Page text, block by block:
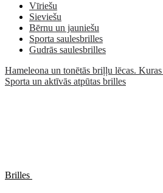
Vīriešu
Sieviešu
Bērnu un jauniešu
Sporta saulesbrilles
Gudrās saulesbrilles
Hameleona un tonētās briļļu lēcas.
Sporta un aktīvās atpūtas brilles
Brilles